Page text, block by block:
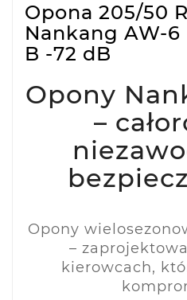
Opona 205/50
Nankang AW-
B -72 dB
Opony
–
Opony
–
kierowcach,